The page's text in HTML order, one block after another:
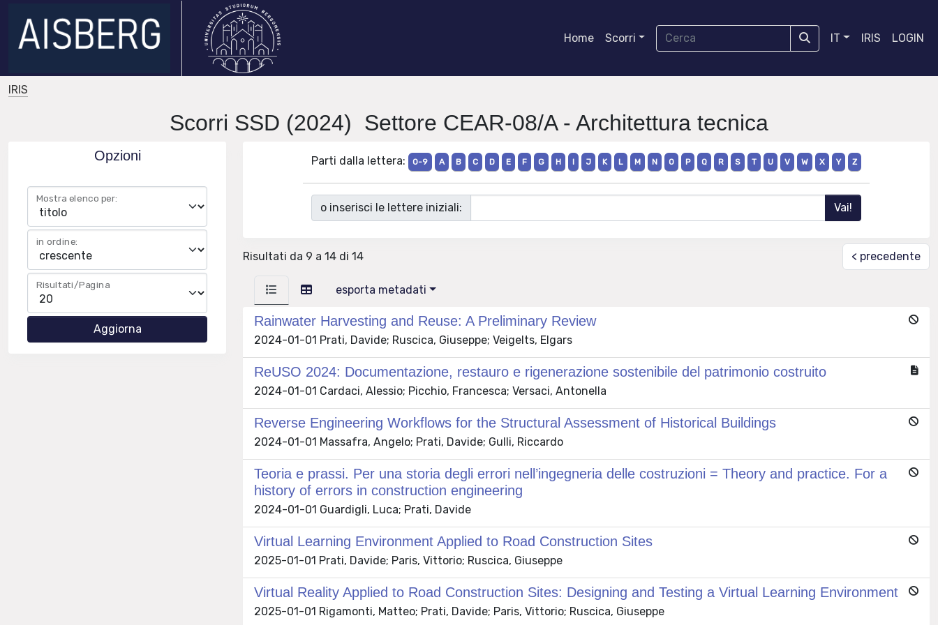
Home Scorri IT IRIS LOGIN
IRIS
Scorri SSD (2024) Settore CEAR-08/A - Architettura tecnica
Opzioni
Mostra elenco per:
in ordine:
Risultati/Pagina
Parti dalla lettera: 0-9 A B C D E F G H I J K L M N O P Q R S T U V W X Y Z
o inserisci le lettere iniziali:
Risultati da 9 a 14 di 14 < precedente
esporta metadati
Rainwater Harvesting and Reuse: A Preliminary Review
2024-01-01 Prati, Davide; Ruscica, Giuseppe; Veigelts, Elgars
ReUSO 2024: Documentazione, restauro e rigenerazione sostenibile del patrimonio costruito
2024-01-01 Cardaci, Alessio; Picchio, Francesca; Versaci, Antonella
Reverse Engineering Workflows for the Structural Assessment of Historical Buildings
2024-01-01 Massafra, Angelo; Prati, Davide; Gulli, Riccardo
Teoria e prassi. Per una storia degli errori nell’ingegneria delle costruzioni = Theory and practice. For a
history of errors in construction engineering
2024-01-01 Guardigli, Luca; Prati, Davide
Virtual Learning Environment Applied to Road Construction Sites
2025-01-01 Prati, Davide; Paris, Vittorio; Ruscica, Giuseppe
Virtual Reality Applied to Road Construction Sites: Designing and Testing a Virtual Learning Environment
2025-01-01 Rigamonti, Matteo; Prati, Davide; Paris, Vittorio; Ruscica, Giuseppe